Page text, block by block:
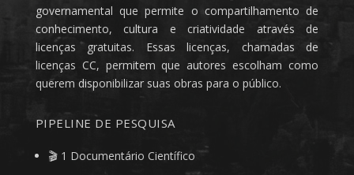
governamental que permite o compartilhamento de
conhecimento, cultura e criatividade através de
licenças gratuitas. Essas licenças, chamadas de
licenças CC, permitem que autores escolham como
querem disponibilizar suas obras para o público.
PIPELINE DE PESQUISA
🎬 1 Documentário Científico